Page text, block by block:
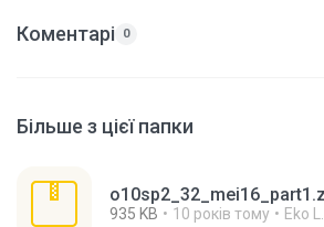
Коментарі 0
Більше з цієї папки
935 KB 10 років тому Eko L.